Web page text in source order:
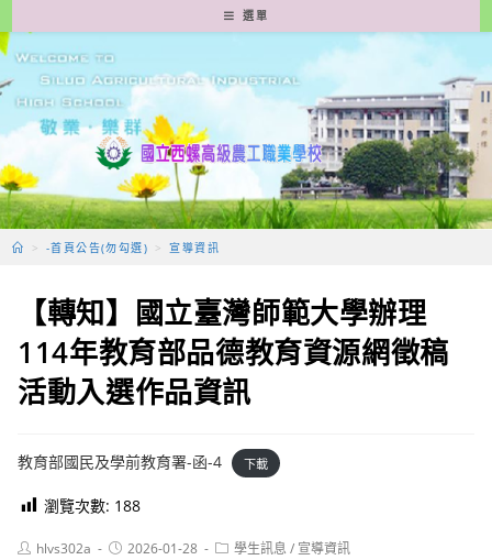
轉
至
要
容
選單
> -首頁公告(勿勾選) > 宣導資訊
【轉知】國立臺灣師範大學辦理
114年教育部品德教育資源網徵稿
活動入選作品資訊
教育部國民及學前教育署-函-4 下載
瀏覽次數: 188
Posthlvs302a
Post2026-01-28
Post學生訊息 / 宣導資訊